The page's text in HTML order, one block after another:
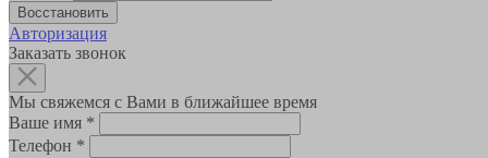
Авторизация
Заказать звонок
Мы свяжемся с Вами в ближайшее время
Ваше имя *
Телефон *